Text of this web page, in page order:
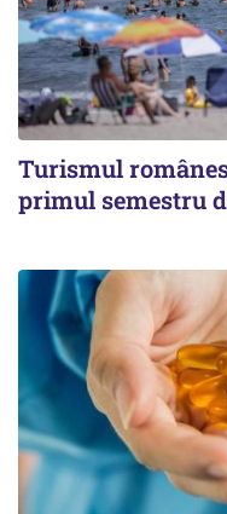
Turismul
primul semestru